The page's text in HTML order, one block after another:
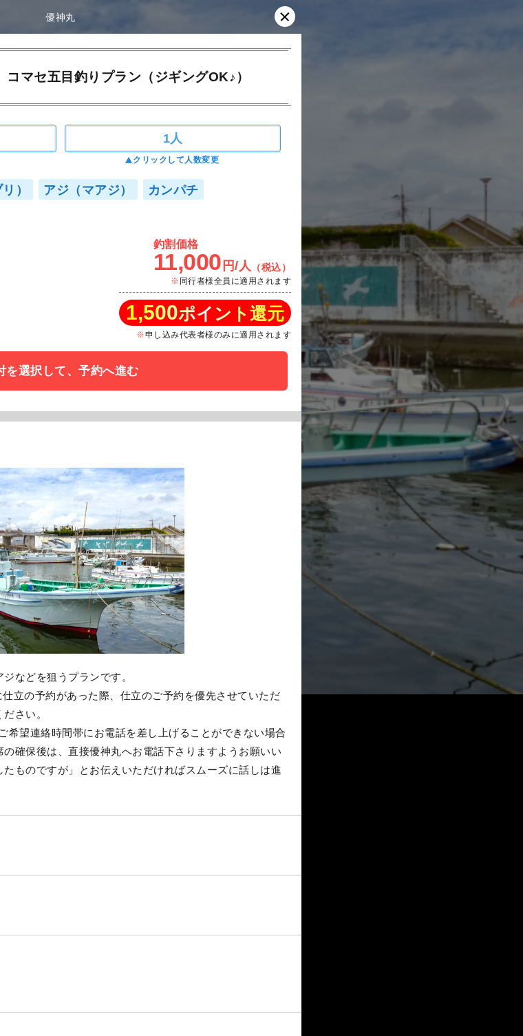
優神丸
コマセ五目釣りプラン（ジギングOK♪）
1人
クリックして人数変更
） アジ（マアジ） カンパチ
釣割価格
11,000 円/人 （税込）
同行者様全員に適用されます
1,500ポイント還元
申し込み代表者様のみに適用されます
を選択して、予約へ進む
などを狙うプランです。
立の予約があった際、仕立のご予約を優先させていただ
さい。
希望連絡時間帯にお電話を差し上げることができない場合
確保後は、直接優神丸へお電話下さりますようお願いい
ものですが」とお伝えいただければスムーズに話しは進